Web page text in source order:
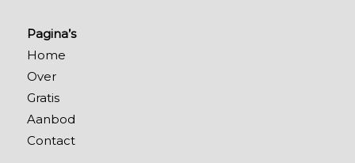
Pagina’s
Home
Over
Gratis
Aanbod
Contact